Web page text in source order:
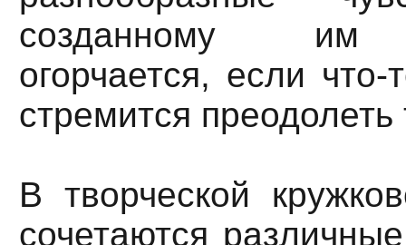
созданному им
огорчается, если
стремится преодолеть
В творческой
сочетаются